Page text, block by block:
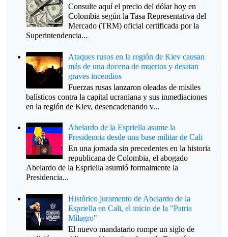
Consulte aquí el precio del dólar hoy en
Colombia según la Tasa Representativa del
Mercado (TRM) oficial certificada por la
Superintendencia...
Ataques rusos en la región de Kiev causan
más de una docena de muertos y desatan
graves incendios
Fuerzas rusas lanzaron oleadas de misiles
balísticos contra la capital ucraniana y sus inmediaciones
en la región de Kiev, desencadenando v...
Abelardo de la Espriella asume la
Presidencia desde una base militar de Cali
En una jornada sin precedentes en la historia
republicana de Colombia, el abogado
Abelardo de la Espriella asumió formalmente la
Presidencia...
Histórico juramento de Abelardo de la
Espriella en Cali, el inicio de la "Patria
Milagro"
El nuevo mandatario rompe un siglo de